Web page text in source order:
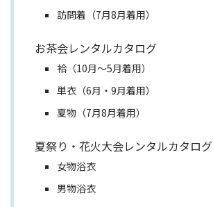
訪問着（7月8月着用）
お茶会レンタルカタログ
袷（10月～5月着用）
単衣（6月・9月着用）
夏物（7月8月着用）
夏祭り・花火大会レンタルカタログ
女物浴衣
男物浴衣